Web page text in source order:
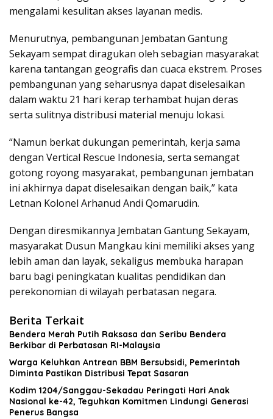
mengalami kesulitan akses layanan medis.
Menurutnya, pembangunan Jembatan Gantung
Sekayam sempat diragukan oleh sebagian masyarakat
karena tantangan geografis dan cuaca ekstrem. Proses
pembangunan yang seharusnya dapat diselesaikan
dalam waktu 21 hari kerap terhambat hujan deras
serta sulitnya distribusi material menuju lokasi.
“Namun berkat dukungan pemerintah, kerja sama
dengan Vertical Rescue Indonesia, serta semangat
gotong royong masyarakat, pembangunan jembatan
ini akhirnya dapat diselesaikan dengan baik,” kata
Letnan Kolonel Arhanud Andi Qomarudin.
Dengan diresmikannya Jembatan Gantung Sekayam,
masyarakat Dusun Mangkau kini memiliki akses yang
lebih aman dan layak, sekaligus membuka harapan
baru bagi peningkatan kualitas pendidikan dan
perekonomian di wilayah perbatasan negara.
Berita Terkait
Bendera Merah Putih Raksasa dan Seribu Bendera
Berkibar di Perbatasan RI-Malaysia
Warga Keluhkan Antrean BBM Bersubsidi, Pemerintah
Diminta Pastikan Distribusi Tepat Sasaran
Kodim 1204/Sanggau-Sekadau Peringati Hari Anak
Nasional ke-42, Teguhkan Komitmen Lindungi Generasi
Penerus Bangsa